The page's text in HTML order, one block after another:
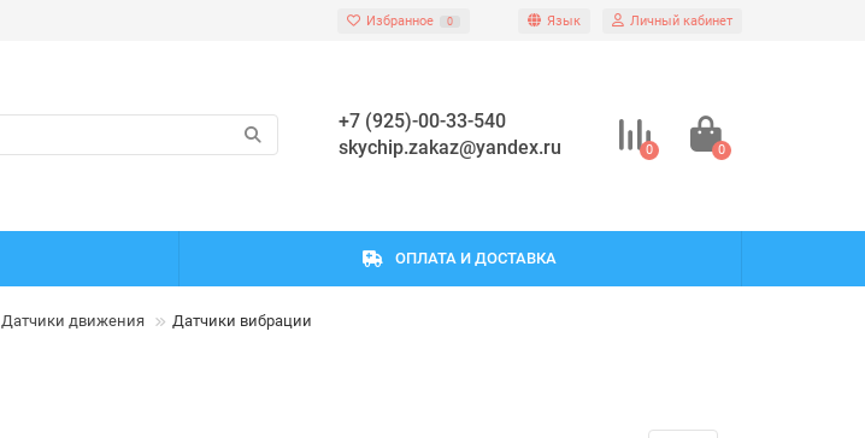
Избранное 0 Язык Личный кабинет
+7 (925)-00-33-540
skychip.zakaz@yandex.ru
0 0
ОПЛАТА И ДОСТАВКА
Датчики движения Датчики вибрации